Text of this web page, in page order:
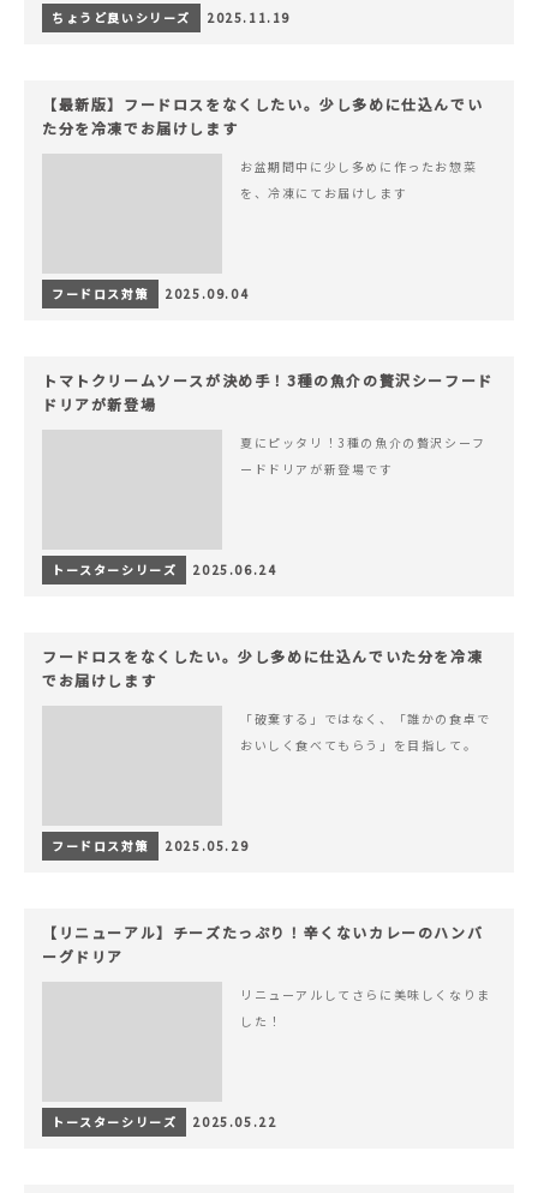
ちょうど良いシリーズ 2025.11.19
【最新版】フードロスをなくしたい。少し多めに仕込んでい
た分を冷凍でお届けします
お盆期間中に少し多めに作ったお惣菜
を、冷凍にてお届けします
フードロス対策 2025.09.04
トマトクリームソースが決め手！3種の魚介の贅沢シーフード
ドリアが新登場
夏にピッタリ！3種の魚介の贅沢シーフ
ードドリアが新登場です
トースターシリーズ 2025.06.24
フードロスをなくしたい。少し多めに仕込んでいた分を冷凍
でお届けします
「破棄する」ではなく、「誰かの食卓で
おいしく食べてもらう」を目指して。
フードロス対策 2025.05.29
【リニューアル】チーズたっぷり！辛くないカレーのハンバ
ーグドリア
リニューアルしてさらに美味しくなりま
した！
トースターシリーズ 2025.05.22